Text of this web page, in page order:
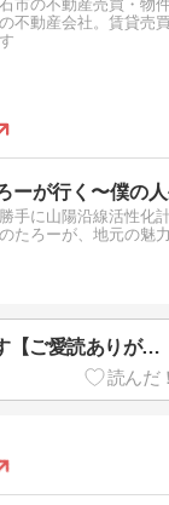
市の不動産売買・物
不動産会社。賃貸売
ーが行く〜僕の
手に山陽沿線活性化
たろーが、地元の魅
えのたろー引退します【ご愛読ありがとうございました】